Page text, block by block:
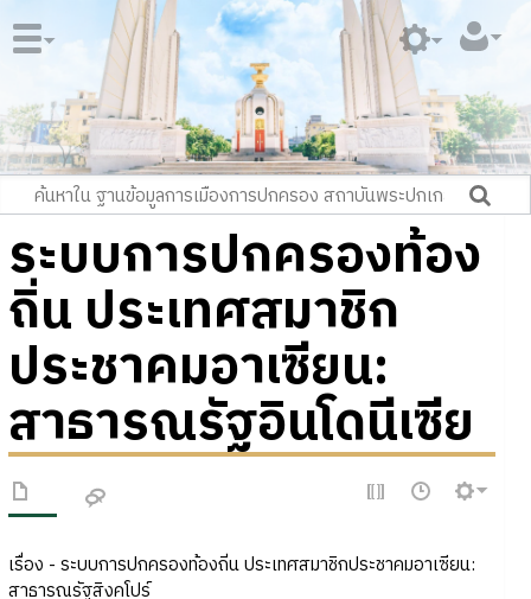
ระบบการปกครองท้อง
ถิ่น ประเทศสมาชิก
ประชาคมอาเซียน:
สาธารณรัฐอินโดนีเซีย
เรื่อง - ระบบการปกครองท้องถิ่น ประเทศสมาชิกประชาคมอาเซียน:
สาธารณรัฐสิงคโปร์